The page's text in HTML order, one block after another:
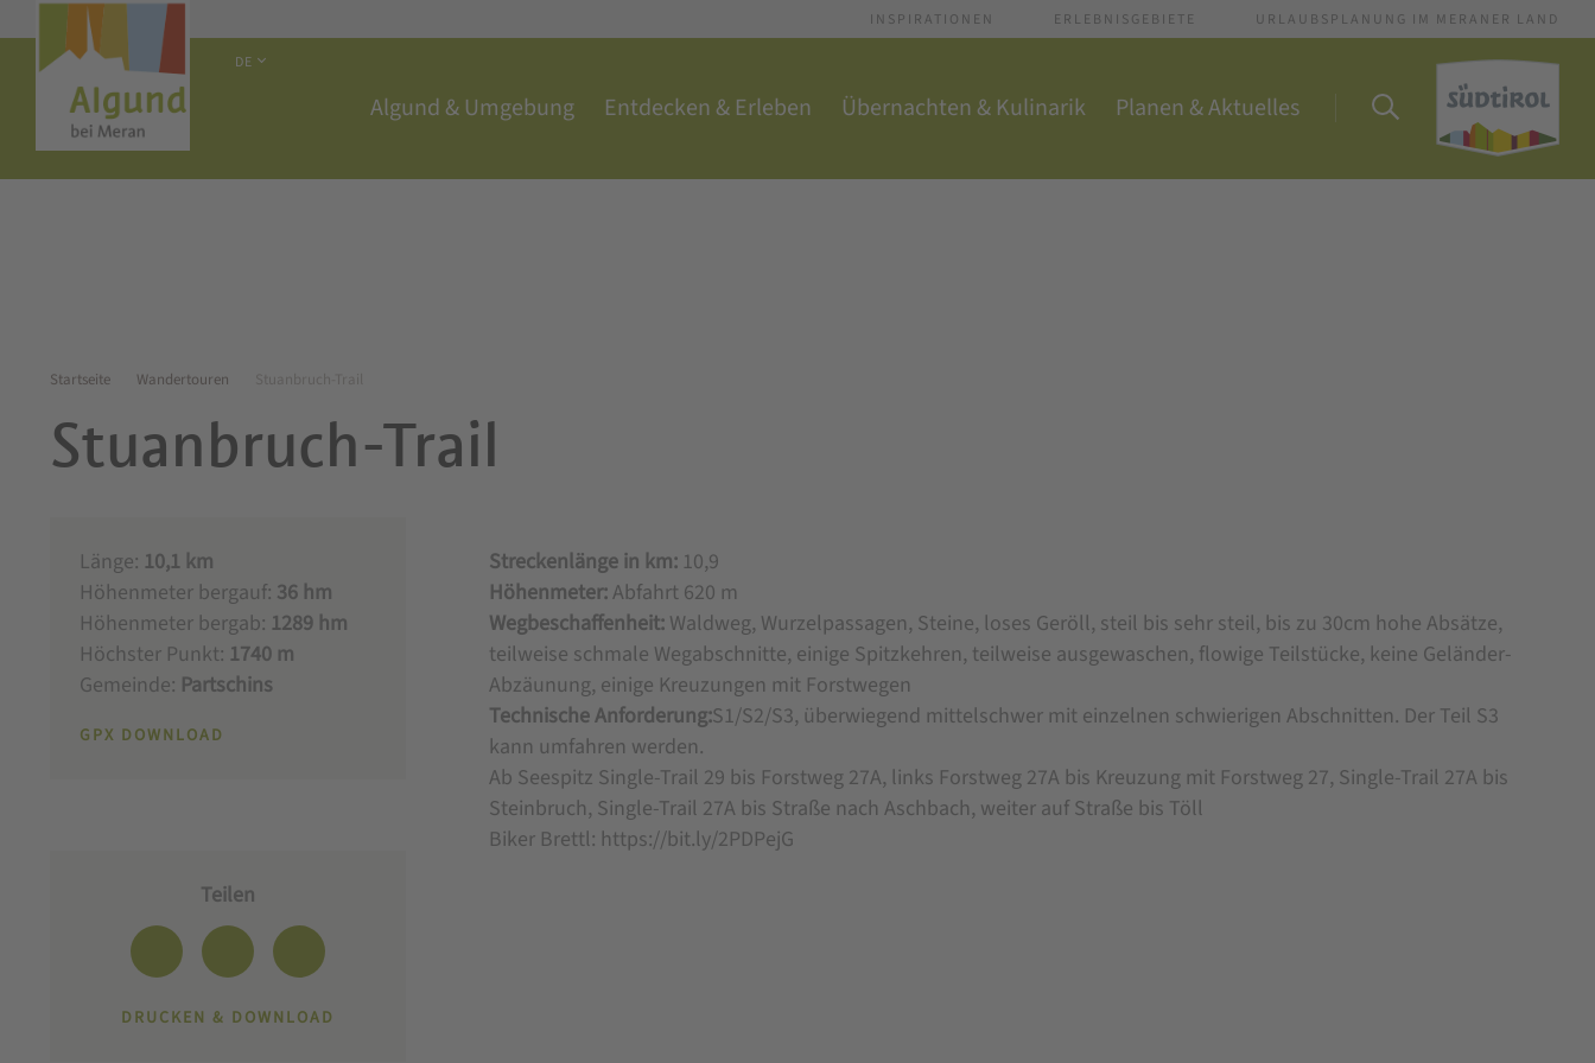
INSPIRATIONEN ERLEBNISGEBIETE URLAUBSPLANUNG IM MERANER LAND
DE
Algund & Umgebung Entdecken & Erleben Übernachten & Kulinarik Planen & Aktuelles
Startseite Wandertouren
Stuanbruch-Trail
Länge: 10,1 km
Höhenmeter bergauf: 36 hm
Höhenmeter bergab: 1289 hm
Höchster Punkt: 1740 m
Gemeinde: Partschins
GPX DOWNLOAD
Teilen
DRUCKEN & DOWNLOAD
Streckenlänge in km: 10,9
Höhenmeter:Abfahrt 620 m
Wegbeschaffenheit: Waldweg, Wurzelpassagen, Steine, loses Geröll, steil bis sehr steil, bis zu 30cm hohe Absätze,
teilweise schmale Wegabschnitte, einige Spitzkehren, teilweise ausgewaschen, flowige Teilstücke, keine Geländer-
Abzäunung, einige Kreuzungen mit Forstwegen
Technische Anforderung:S1/S2/S3, überwiegend mittelschwer mit einzelnen schwierigen Abschnitten. Der Teil S3
kann umfahren werden.
Ab Seespitz Single-Trail 29 bis Forstweg 27A, links Forstweg 27A bis Kreuzung mit Forstweg 27, Single-Trail 27A bis
Steinbruch, Single-Trail 27A bis Straße nach Aschbach, weiter auf Straße bis Töll
Biker Brettl: https://bit.ly/2PDPejG